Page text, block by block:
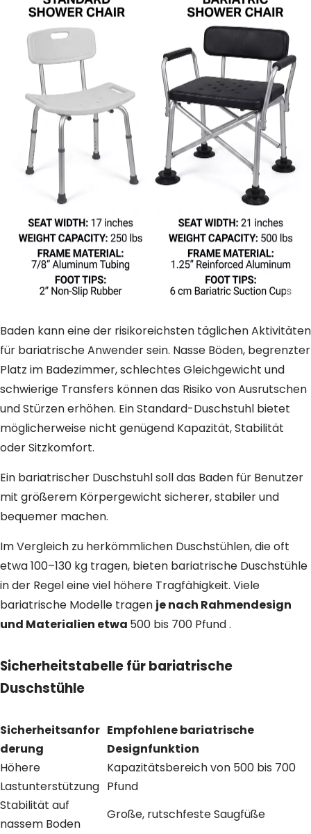
Baden kann eine der risikoreichsten täglichen Aktivitäten
für bariatrische Anwender sein. Nasse Böden, begrenzter
Platz im Badezimmer, schlechtes Gleichgewicht und
schwierige Transfers können das Risiko von Ausrutschen
und Stürzen erhöhen. Ein Standard-Duschstuhl bietet
möglicherweise nicht genügend Kapazität, Stabilität
oder Sitzkomfort.
Ein bariatrischer Duschstuhl soll das Baden für Benutzer
mit größerem Körpergewicht sicherer, stabiler und
bequemer machen.
Im Vergleich zu herkömmlichen Duschstühlen, die oft
etwa 100–130 kg tragen, bieten bariatrische Duschstühle
in der Regel eine viel höhere Tragfähigkeit. Viele
bariatrische Modelle tragen je nach Rahmendesign
und Materialien etwa 500 bis 700 Pfund .
Sicherheitstabelle für bariatrische
Duschstühle
Sicherheitsanfor
derung
Empfohlene bariatrische
Designfunktion
Höhere
Lastunterstützung
Kapazitätsbereich von 500 bis 700
Pfund
Stabilität auf
nassem Boden
Große, rutschfeste Saugfüße